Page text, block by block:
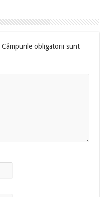
Câmpurile obligatorii sunt